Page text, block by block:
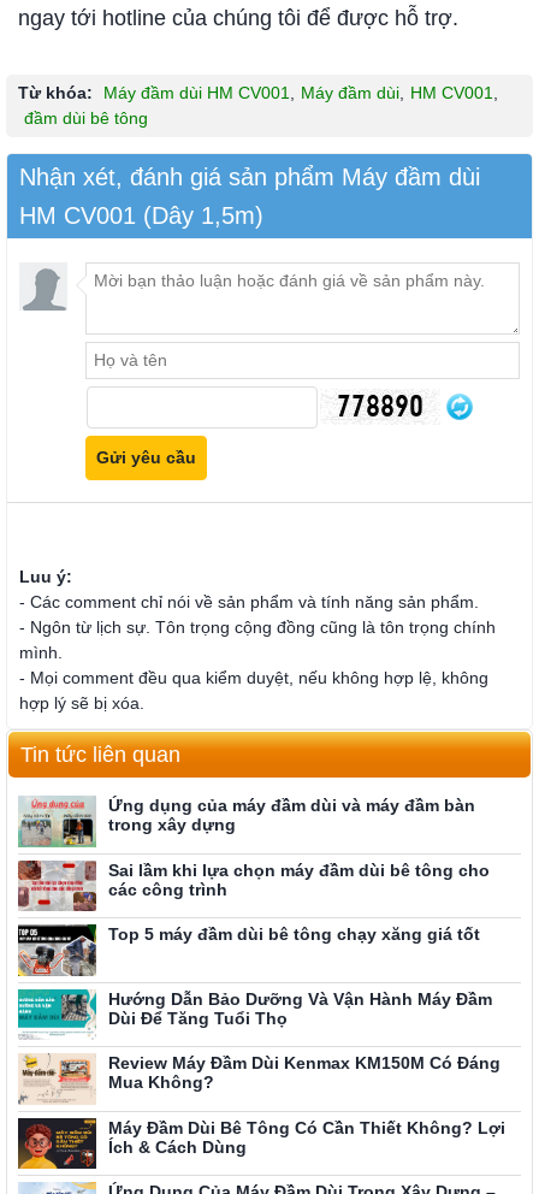
ngay tới hotline của chúng tôi để được hỗ trợ.
Từ khóa: Máy đầm dùi HM CV001, Máy đầm dùi, HM CV001,
đầm dùi bê tông
Nhận xét, đánh giá sản phẩm Máy đầm dùi
HM CV001 (Dây 1,5m)
Luu ý:
- Các comment chỉ nói về sản phẩm và tính năng sản phẩm.
- Ngôn từ lịch sự. Tôn trọng cộng đồng cũng là tôn trọng chính
mình.
- Mọi comment đều qua kiểm duyệt, nếu không hợp lệ, không
hợp lý sẽ bị xóa.
Tin tức liên quan
Ứng dụng của máy đầm dùi và máy đầm bàn
trong xây dựng
Sai lầm khi lựa chọn máy đầm dùi bê tông cho
các công trình
Top 5 máy đầm dùi bê tông chạy xăng giá tốt
Hướng Dẫn Bảo Dưỡng Và Vận Hành Máy Đầm
Dùi Để Tăng Tuổi Thọ
Review Máy Đầm Dùi Kenmax KM150M Có Đáng
Mua Không?
Máy Đầm Dùi Bê Tông Có Cần Thiết Không? Lợi
Ích & Cách Dùng